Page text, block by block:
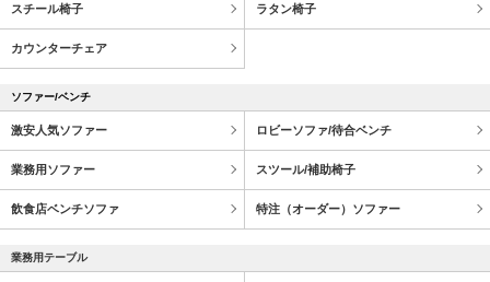
スチール椅子 ラタン椅子
カウンターチェア
ソファー/ベンチ
激安人気ソファー ロビーソファ/待合ベンチ
業務用ソファー スツール/補助椅子
飲食店ベンチソファ 特注（オーダー）ソファー
業務用テーブル